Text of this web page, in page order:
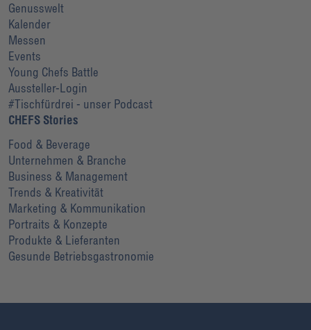
Genusswelt
Kalender
Messen
Events
Young Chefs Battle
Aussteller-Login
#Tischfürdrei - unser Podcast
CHEFS Stories
Food & Beverage
Unternehmen & Branche
Business & Management
Trends & Kreativität
Marketing & Kommunikation
Portraits & Konzepte
Produkte & Lieferanten
Gesunde Betriebsgastronomie